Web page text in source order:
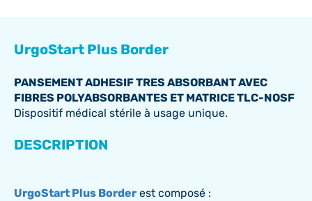
UrgoStart Plus Border
PANSEMENT ADHESIF TRES ABSORBANT AVEC
FIBRES POLYABSORBANTES ET MATRICE TLC-NOSF
Dispositif médical stérile à usage unique.
DESCRIPTION
UrgoStart Plus Border est composé :